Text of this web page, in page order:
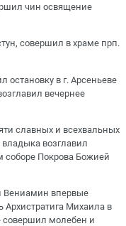
чин освящение
совершил в храме прп.
остановку в г. Арсеньеве
вечернее
славных и всехвальных
возглавил
соборе Покрова Божией
Вениамин впервые
Архистратига Михаила в
совершил молебен и